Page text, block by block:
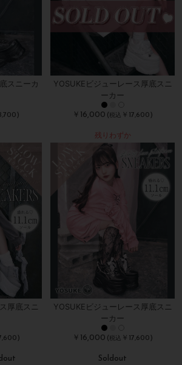
スニーカ
YOSUKEビジューレース厚底スニ
ーカー
￥16,000 (税込 ￥17,600)
厚底スニ
残りわずか
YOSUKEビジューレース厚底スニ
ーカー
￥16,000 (税込 ￥17,600)
Soldout